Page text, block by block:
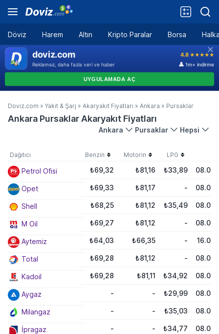
Döviz Harem Altın Kripto Paralar Borsa
Doviz.com » Yakıt & Şarj » Akaryakıt Fiyatları » Ankara » Pursaklar
Ankara Pursaklar Akaryakıt Fiyatları
Ankara Pursaklar Hepsi
Dağıtıcı Benzin Motorin LPG
Petrol Ofisi ₺69,32 ₺81,16 ₺33,89
Opet ₺69,33 ₺81,17 -
Shell ₺68,25 ₺81,12 ₺35,49
M Oil ₺69,27 ₺81,12 -
Aytemiz ₺64,03 ₺66,35 -
Total ₺69,28 ₺81,12 -
Kadoil ₺69,28 ₺81,11 ₺34,92
Aygaz - - ₺29,99
Milangaz - - ₺35,03
İpragaz - - ₺34,77